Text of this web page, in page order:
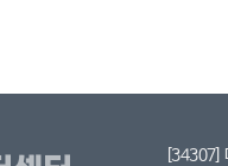
[34307]